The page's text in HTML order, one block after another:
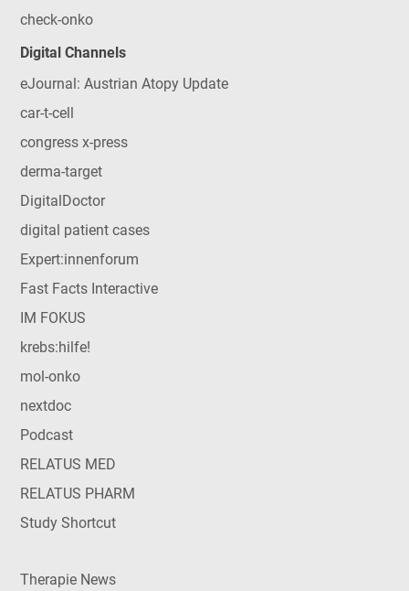
check-onko
Digital Channels
eJournal: Austrian Atopy Update
car-t-cell
congress x-press
derma-target
DigitalDoctor
digital patient cases
Expert:innenforum
Fast Facts Interactive
IM FOKUS
krebs:hilfe!
mol-onko
nextdoc
Podcast
RELATUS MED
RELATUS PHARM
Study Shortcut
Therapie News